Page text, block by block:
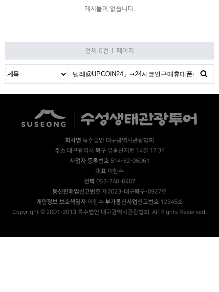
게시물이 없습니다.
전체 0건 1 페이지
회사명 특수법인 대구광역시관광협회
주소대구광역시 북구 유통단지로 14길 17 3F
사업자 등록번호514-82-06061
대표 이한수
전화053-746-6407
통신판매업신고번호 제2023-대구북구-0927호
개인정보 보호책임자 이한수 부가통신사업신고번호 12345호
Copyright © 2001-2013 특수법인 대구광역시관광협회. All Rights Reserved.